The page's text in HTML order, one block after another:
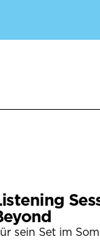
sein Set im